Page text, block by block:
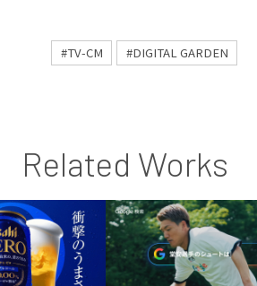
#TV-CM #DIGITAL GARDEN
Related Works